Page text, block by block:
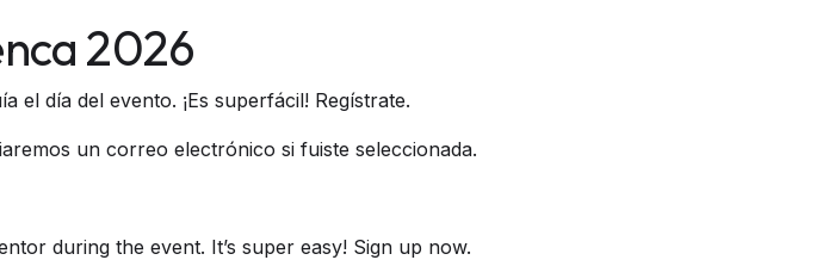
2026
el día del evento. ¡Es superfácil! Regístrate.
un correo electrónico si fuiste seleccionada.
during the event. It’s super easy! Sign up now.